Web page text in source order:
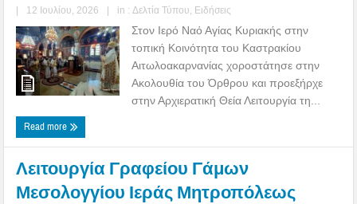
| 12 Ιουλίου, 2026 | in : Δελτία Τύπου Ειδήσεις
Στον Ιερό Ναό Αγίας Κυριακής στην
τοπική Κοινότητα του Καστρακίου
Αιτωλοακαρνανίας χοροστάτησε στην
Ακολουθία του Όρθρου και προεξήρχε
στην Αρχιερατική Θεία Λειτουργία τη...
Read more
Λειτουργία Γραφείου Γάμων
Μεσολογγίου Ιεράς Μητροπόλεως